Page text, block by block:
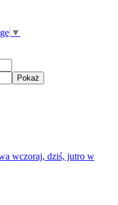
▼
Pokaż
wczoraj, dziś, jutro w